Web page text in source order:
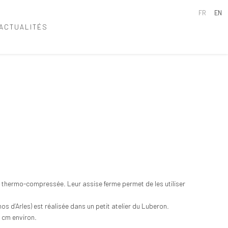
ACTUALITÉS
compressée. Leur assise ferme permet de les utiliser
d’Arles) est réalisée dans un petit atelier du Luberon.
environ.
FR EN